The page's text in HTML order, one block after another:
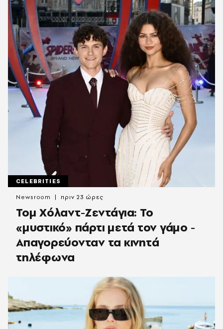
CELEBRITIES
Τομ Χόλαντ-Ζεντάγια: Το
«μυστικό» πάρτι μετά τον γάμο -
Απαγορεύονταν τα κινητά
τηλέφωνα
Newsroom πριν 23 ώρες